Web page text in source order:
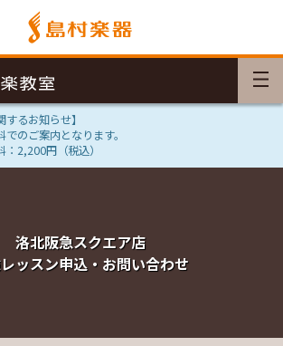
するお知らせ】
のご案内となります。
2,200円（税込）
洛北阪急スクエア店
ッスン申込・お問い合わせ